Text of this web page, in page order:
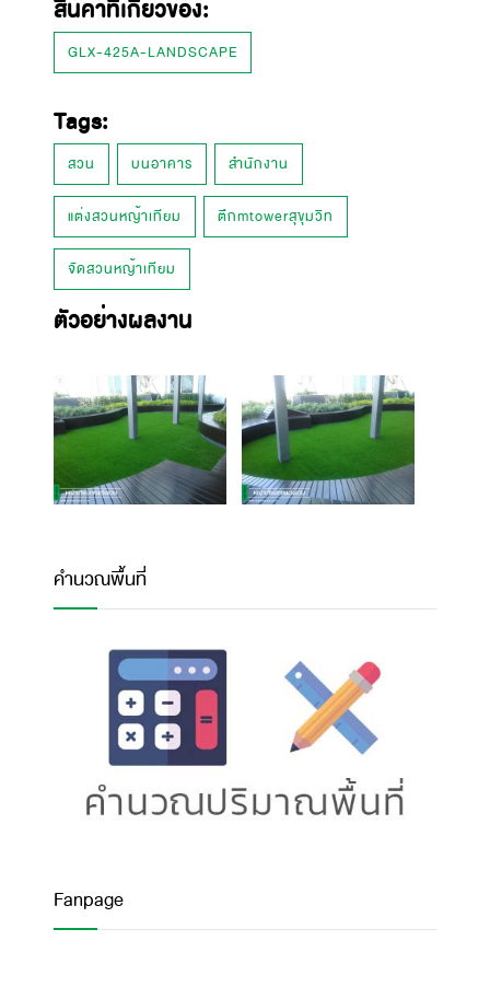
สินค้าที่เกี่ยวข้อง:
GLX-425A-LANDSCAPE
Tags:
สวน บนอาคาร สำนักงาน
แต่งสวนหญ้าเทียม ตึกmtowerสุขุมวิท
จัดสวนหญ้าเทียม
ตัวอย่างผลงาน
คำนวณพื้นที่
Fanpage